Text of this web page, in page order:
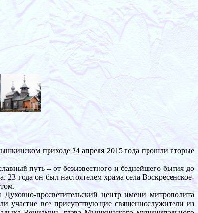
приходе 24 апреля 2015 года прошли вторые
путь – от безызвестного и беднейшего бытия до
года он был настоятелем храма села Воскресенское-
просветительский центр имени митрополита
участие все присутствующие священнослужители из